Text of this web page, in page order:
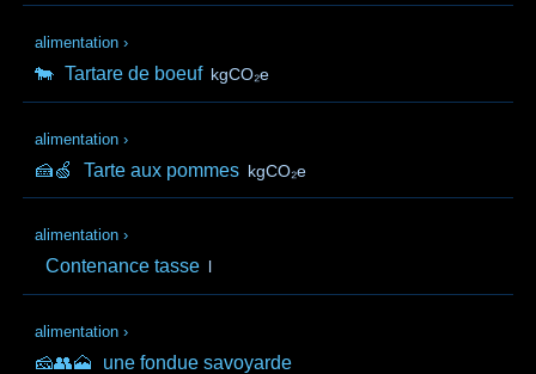
alimentation ›
🐄 Tartare de boeuf kgCO₂e
alimentation ›
🍰🍏 Tarte aux pommes kgCO₂e
alimentation ›
Contenance tasse l
alimentation ›
🧀👥🗻 une fondue savoyarde